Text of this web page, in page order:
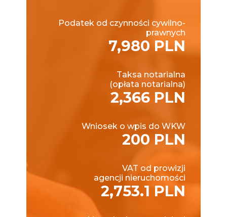
Podatek od czynności cywilno-
prawnych
7,980 PLN
Taksa notarialna
(opłata notarialna)
2,366 PLN
Wniosek o wpis do WKW
200 PLN
VAT od prowizji
agencji nieruchomości
2,753.1 PLN